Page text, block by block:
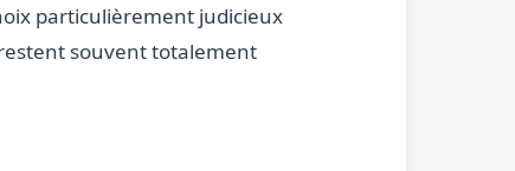
particulièrement judicieux
souvent totalement